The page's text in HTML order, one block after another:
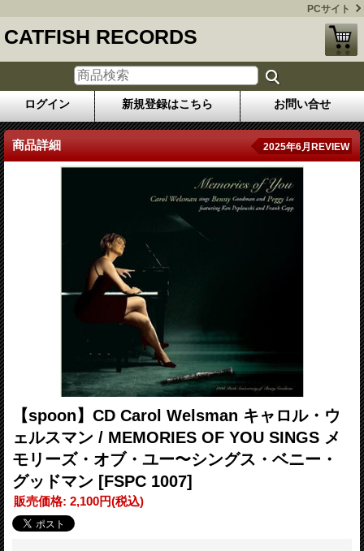
PCサイト
CATFISH RECORDS
ログイン 新規登録はこちら お問い合せ
商品詳細 2025年6月REVIEW
【spoon】CD Carol Welsman キャロル・ウ
ェルスマン / MEMORIES OF YOU SINGS メ
モリーズ・オブ・ユー〜シングス・ベニー・
グッドマン [FSPC 1007]
販売価格: 2,100円(税込)